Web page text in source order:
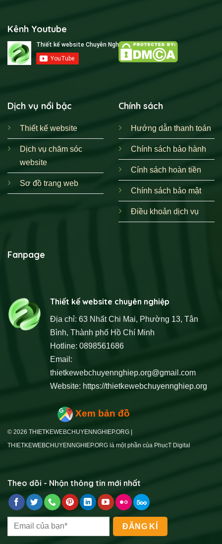
Kênh Youtube
Dịch vụ nổi bậc
Thiết kế website
Dịch vụ chăm sóc
website
Sơ đồ trang web
Chính sách
Hướng dẫn thanh toán
Chính sách bảo hành
Cính sách hoàn tiền
Chính sách bảo mật
Điều khoản dịch vụ
Fanpage
Thiết kế website chuyên nghiệp
Địa chỉ: 63 Nhất Chi Mai, Phường 13, Tân
Bình, Thành phố Hồ Chí Minh
Hotline: 0898561686
Email:
thietkewebchuyennghiep.org@gmail.com
Website: https://thietkewebchuyennghiep.org
Xem bản đồ
© 2026 THIETKEWEBCHUYENNGHIEP.ORG |
THIETKEWEBCHUYENNGHIEP.ORG là một phần của PhucT Digital
Theo dõi - Nhận thông tin mới nhất